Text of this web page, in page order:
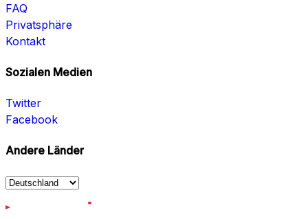
FAQ
Privatsphäre
Kontakt
Sozialen Medien
Twitter
Facebook
Andere Länder